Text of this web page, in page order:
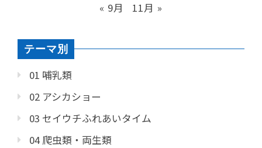
« 9月 11月 »
テーマ別
01 哺乳類
02 アシカショー
03 セイウチふれあいタイム
04 爬虫類・両生類